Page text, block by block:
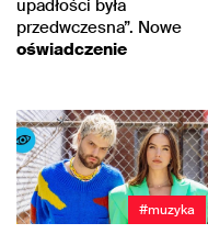
upadłości była
przedwczesna”. Nowe
oświadczenie
#muzyka